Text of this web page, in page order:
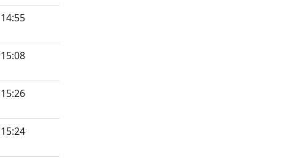
14:55
15:08
15:26
15:24